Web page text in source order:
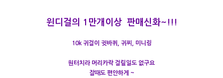
윈디걸의 1만개이상 판매신화~!!!
10k 귀걸이 귓바퀴, 귀찌, 미니링
원터치라 머리카락 걸릴일도 없구요
잘때도 편안하게 ~